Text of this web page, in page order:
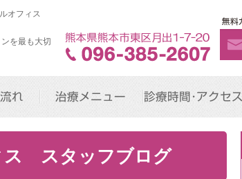
オフィス
を最も大切
れ 治療メニュー 診療時間･アクセス
ス スタッフブログ